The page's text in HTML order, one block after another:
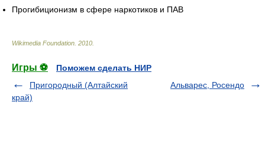
Прогибиционизм в сфере наркотиков и ПАВ
Wikimedia Foundation 2010
Игры ⚽
Поможем сделать НИР
Пригородный (Алтайский
край)
Альварес, Росендо